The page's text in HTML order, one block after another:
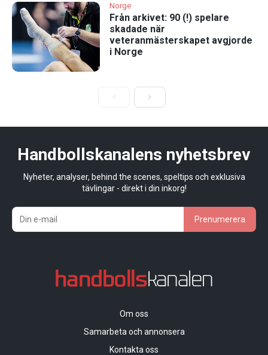
Norge
Från arkivet: 90 (!) spelare
skadade när
veteranmästerskapet avgjorde
i Norge
Handbollskanalens nyhetsbrev
Nyheter, analyser, behind the scenes, speltips och exklusiva
tävlingar - direkt i din inkorg!
Prenumerera
Om oss
Samarbeta och annonsera
Kontakta oss